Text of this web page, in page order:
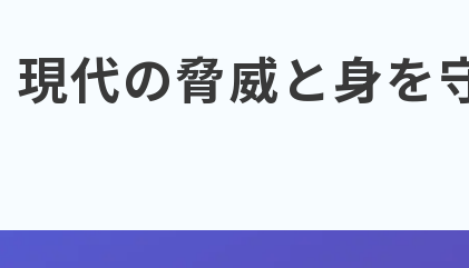
代の脅威と身を